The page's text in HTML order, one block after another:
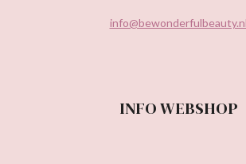
info@bewonderfulbeauty.nl
INFO WEBSHOP